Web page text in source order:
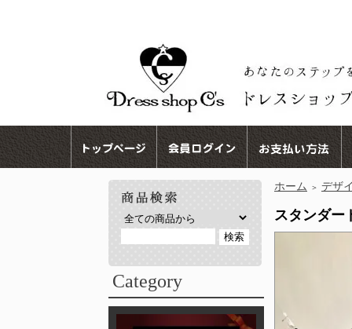
Category
ホーム ＞ デザ
スタンダ